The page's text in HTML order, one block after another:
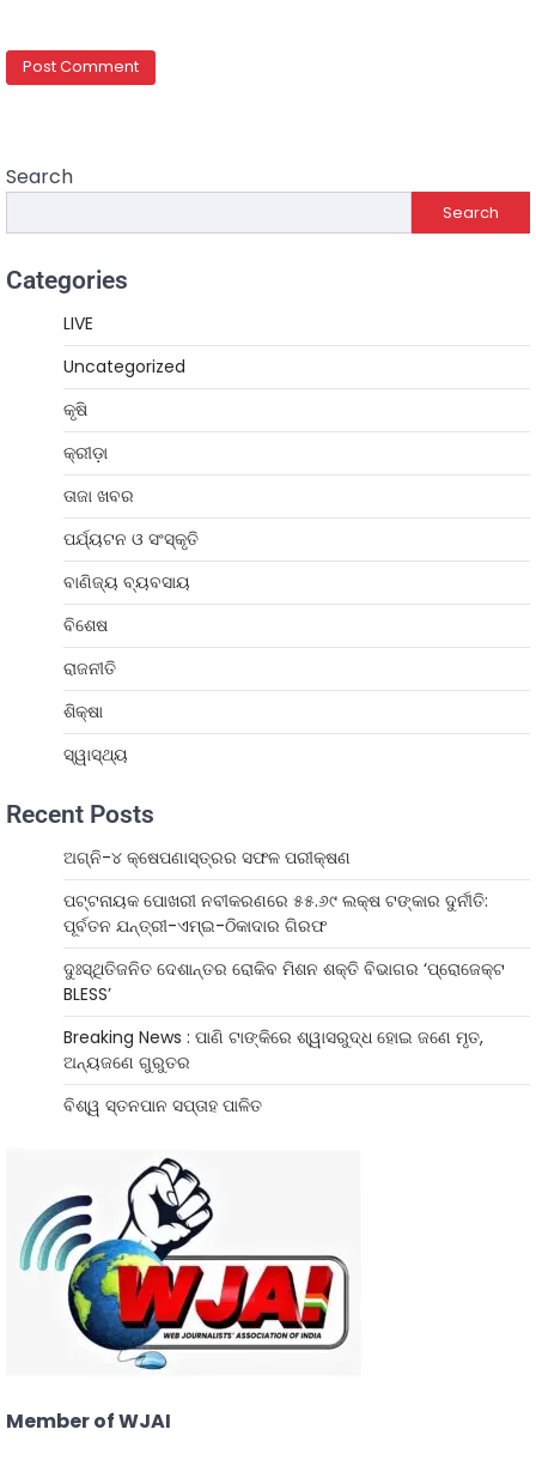
Search
Search
Categories
LIVE
Uncategorized
କୃଷି
କ୍ରୀଡ଼ା
ତାଜା ଖବର
ପର୍ଯ୍ୟଟନ ଓ ସଂସ୍କୃତି
ବାଣିଜ୍ୟ ବ୍ୟବସାୟ
ବିଶେଷ
ରାଜନୀତି
ଶିକ୍ଷା
ସ୍ୱାସ୍ଥ୍ୟ
Recent Posts
ଅଗ୍ନି-୪ କ୍ଷେପଣାସ୍ତ୍ରର ସଫଳ ପରୀକ୍ଷଣ
ପଟ୍ଟନାୟକ ପୋଖରୀ ନବୀକରଣରେ ୫୫.୬୯ ଲକ୍ଷ ଟଙ୍କାର ଦୁର୍ନୀତି:
ପୂର୍ବତନ ଯନ୍ତ୍ରୀ-ଏମ୍‌ଇ-ଠିକାଦାର ଗିରଫ
ଦୁଃସ୍ଥିତିଜନିତ ଦେଶାନ୍ତର ରୋକିବ ମିଶନ ଶକ୍ତି ବିଭାଗର ‘ପ୍ରୋଜେକ୍ଟ
BLESS’
Breaking News : ପାଣି ଟାଙ୍କିରେ ଶ୍ୱାସରୁଦ୍ଧ ହୋଇ ଜଣେ ମୃତ,
ଅନ୍ୟଜଣେ ଗୁରୁତର
ବିଶ୍ୱ ସ୍ତନପାନ ସପ୍ତାହ ପାଳିତ
Member of WJAI